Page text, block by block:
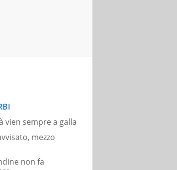
vien sempre a galla
mezzo
non fa